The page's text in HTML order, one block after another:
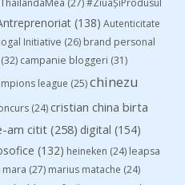
(27)#ZiuaȘiProdusul
(138) Autenticitate
Initiative (26) brand personal
(32) campanie bloggeri (31)
league (25)chinezu
(24)cristian china birta
am citit (258) digital (154)
(132) heineken (24) leapsa
mara (27) marius matache (24)